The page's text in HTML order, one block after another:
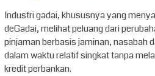
Industri gadai, khususnya yang
deGadai, melihat peluang dari
pinjaman berbasis jaminan, nasabah
dalam waktu relatif singkat tanpa
kredit perbankan.